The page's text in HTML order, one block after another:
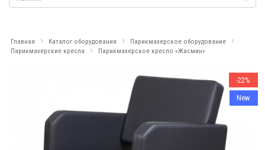
for:
Главная Каталог оборудования
Парикмахерское оборудование
Парикмахерские кресла
Парикмахерское кресло «Жасмин»
-22%
New